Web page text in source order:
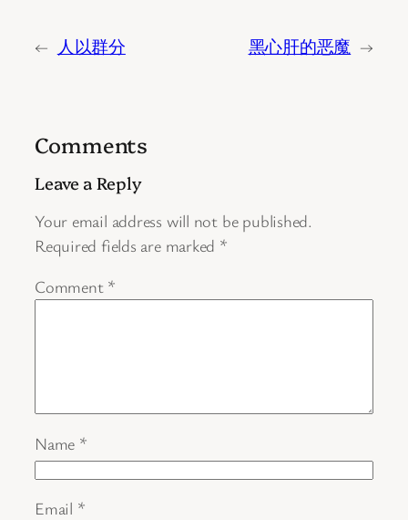
← 人以群分 黑心肝的恶魔 →
Comments
Leave a Reply
Your email address will not be published.
Required fields are marked *
Comment *
Name *
Email *